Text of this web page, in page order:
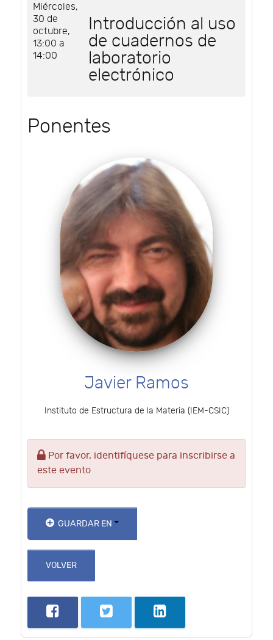
Miércoles,
30 de
octubre,
13:00 a
14:00
Introducción al uso
de cuadernos de
laboratorio
electrónico
Ponentes
Javier Ramos
Instituto de Estructura de la Materia (IEM-CSIC)
Por favor, identifíquese para inscribirse a
este evento
GUARDAR EN
VOLVER